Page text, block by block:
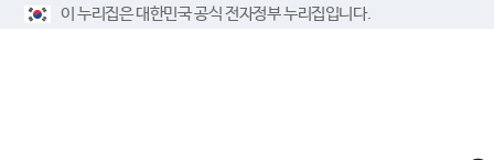
이 누리집은 대한민국 공식 전자정부 누리집입니다.